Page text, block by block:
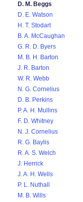
D. M. Beggs
D. E. Watson
H. T. Stodart
B. A. McCaughan
G. R. D. Byers
M. B. H. Barton
J. R. Barton
W. R. Webb
N. G. Cornelius
D. B. Perkins
P. A. H. Mullins
F. D. Whitney
N. J. Cornelius
R. G. Baylis
R. A. S. Welch
J. Herrick
J. A. H. Wells
P. L. Nuthall
M. B. Wills